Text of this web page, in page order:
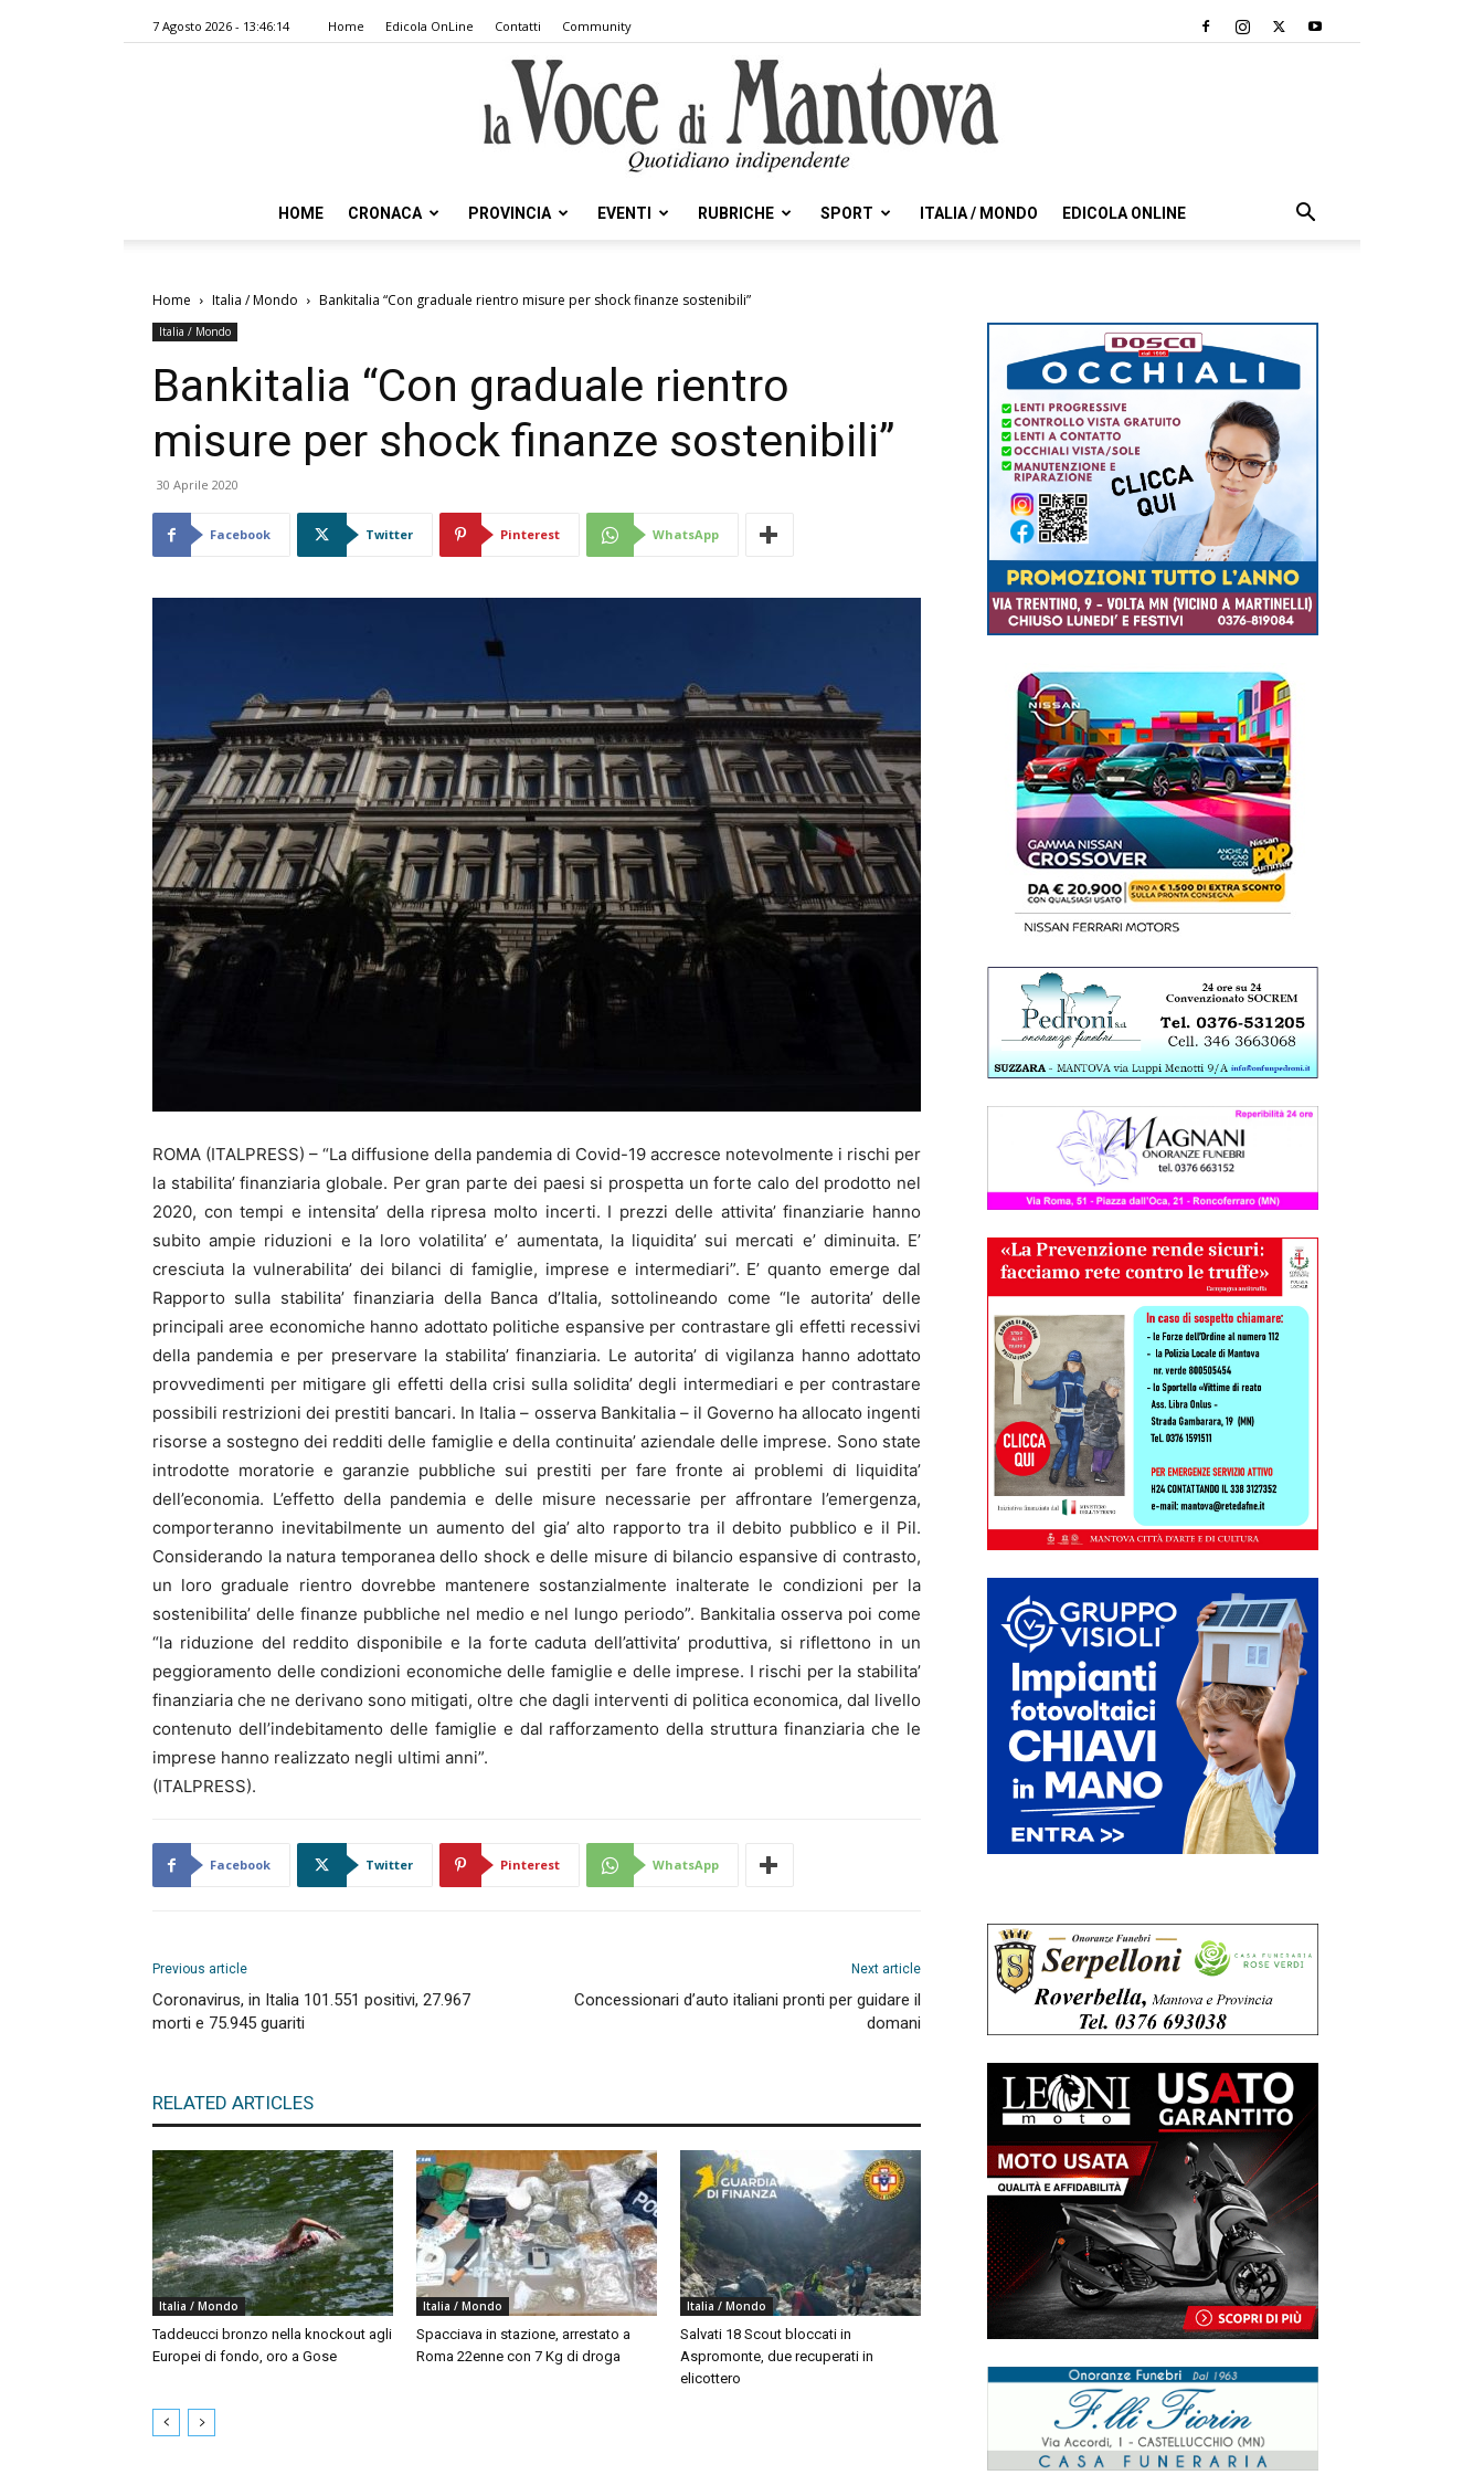
7 Agosto 2026 - 13:46:14 Home Edicola OnLine Contatti Community
Voce
HOME CRONACA PROVINCIA EVENTI RUBRICHE SPORT ITALIA / MONDO EDICOLA ONLINE
Home Italia / Mondo Bankitalia “Con graduale rientro misure per shock finanze sostenibili”
Italia / Mondo
Bankitalia “Con graduale rientro
misure per shock finanze sostenibili”
30 Aprile 2020
Facebook Twitter Pinterest WhatsApp
ROMA (ITALPRESS) – “La diffusione della pandemia di Covid-19 accresce notevolmente i rischi per
la stabilita’ finanziaria globale. Per gran parte dei paesi si prospetta un forte calo del prodotto nel
2020, con tempi e intensita’ della ripresa molto incerti. I prezzi delle attivita’ finanziarie hanno
subito ampie riduzioni e la loro volatilita’ e’ aumentata, la liquidita’ sui mercati e’ diminuita. E’
cresciuta la vulnerabilita’ dei bilanci di famiglie, imprese e intermediari”. E’ quanto emerge dal
Rapporto sulla stabilita’ finanziaria della Banca d’Italia, sottolineando come “le autorita’ delle
principali aree economiche hanno adottato politiche espansive per contrastare gli effetti recessivi
della pandemia e per preservare la stabilita’ finanziaria. Le autorita’ di vigilanza hanno adottato
provvedimenti per mitigare gli effetti della crisi sulla solidita’ degli intermediari e per contrastare
possibili restrizioni dei prestiti bancari. In Italia – osserva Bankitalia – il Governo ha allocato ingenti
risorse a sostegno dei redditi delle famiglie e della continuita’ aziendale delle imprese. Sono state
introdotte moratorie e garanzie pubbliche sui prestiti per fare fronte ai problemi di liquidita’
dell’economia. L’effetto della pandemia e delle misure necessarie per affrontare l’emergenza,
comporteranno inevitabilmente un aumento del gia’ alto rapporto tra il debito pubblico e il Pil.
Considerando la natura temporanea dello shock e delle misure di bilancio espansive di contrasto,
un loro graduale rientro dovrebbe mantenere sostanzialmente inalterate le condizioni per la
sostenibilita’ delle finanze pubbliche nel medio e nel lungo periodo”. Bankitalia osserva poi come
“la riduzione del reddito disponibile e la forte caduta dell’attivita’ produttiva, si riflettono in un
peggioramento delle condizioni economiche delle famiglie e delle imprese. I rischi per la stabilita’
finanziaria che ne derivano sono mitigati, oltre che dagli interventi di politica economica, dal livello
contenuto dell’indebitamento delle famiglie e dal rafforzamento della struttura finanziaria che le
imprese hanno realizzato negli ultimi anni”.
(ITALPRESS).
Facebook Twitter Pinterest WhatsApp
Previous article
Coronavirus, in Italia 101.551 positivi, 27.967
morti e 75.945 guariti
Next article
Concessionari d’auto italiani pronti per guidare il
domani
RELATED ARTICLES
Italia / Mondo
Taddeucci bronzo nella knockout agli
Europei di fondo, oro a Gose
Italia / Mondo
Spacciava in stazione, arrestato a
Roma 22enne con 7 Kg di droga
Italia / Mondo
Salvati 18 Scout bloccati in
Aspromonte, due recuperati in
elicottero